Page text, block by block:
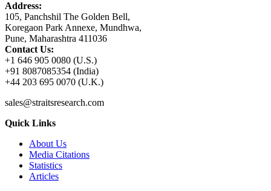
Address:
105, Panchshil The Golden Bell,
Koregaon Park Annexe, Mundhwa,
Pune, Maharashtra 411036
Contact Us:
+1 646 905 0080 (U.S.)
+91 8087085354 (India)
+44 203 695 0070 (U.K.)
sales@straitsresearch.com
Quick Links
About Us
Media Citations
Statistics
Articles